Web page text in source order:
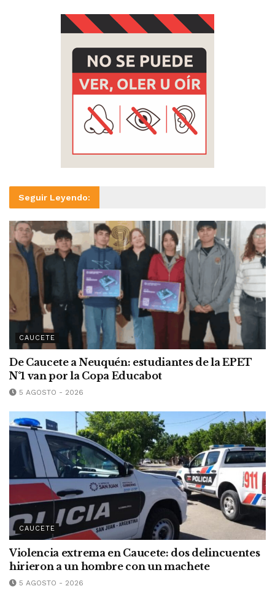
Seguir Leyendo:
CAUCETE
De Caucete a Neuquén: estudiantes de la EPET
N°1 van por la Copa Educabot
5 AGOSTO - 2026
CAUCETE
Violencia extrema en Caucete: dos delincuentes
hirieron a un hombre con un machete
5 AGOSTO - 2026